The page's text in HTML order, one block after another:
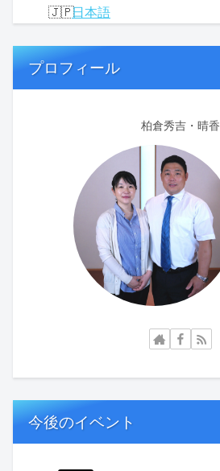
日本語
プロフィール
柏倉秀吉・晴香
今後のイベント